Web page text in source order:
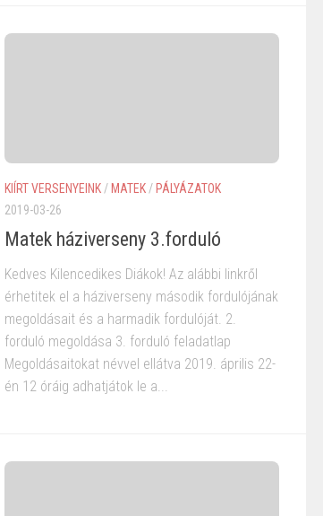
KIÍRT VERSENYEINK / MATEK / PÁLYÁZATOK
2019-03-26
Matek háziverseny 3.forduló
Kedves Kilencedikes Diákok! Az alábbi linkről
érhetitek el a háziverseny második fordulójának
megoldásait és a harmadik fordulóját. 2.
forduló megoldása 3. forduló feladatlap
Megoldásaitokat névvel ellátva 2019. április 22-
én 12 óráig adhatjátok le a...